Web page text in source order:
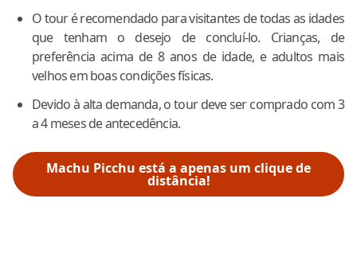
O tour é recomendado para visitantes de todas as idades
que tenham o desejo de concluí-lo. Crianças, de
preferência acima de 8 anos de idade, e adultos mais
velhos em boas condições físicas.
Devido à alta demanda, o tour deve ser comprado com 3
a 4 meses de antecedência.
Machu Picchu está a apenas um clique de
distância!